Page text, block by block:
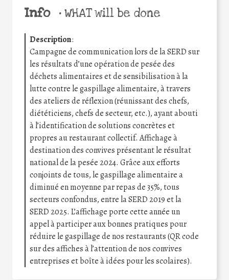
Info •WHAT will be done
Description:
Campagne de communication lors de la SERD sur
les résultats d’une opération de pesée des
déchets alimentaires et de sensibilisation à la
lutte contre le gaspillage alimentaire, à travers
des ateliers de réflexion (réunissant des chefs,
diététiciens, chefs de secteur, etc.), ayant abouti
à l’identification de solutions concrètes et
propres au restaurant collectif. Affichage à
destination des convives présentant le résultat
national de la pesée 2024. Grâce aux efforts
conjoints de tous, le gaspillage alimentaire a
diminué en moyenne par repas de 35%, tous
secteurs confondus, entre la SERD 2019 et la
SERD 2025. L’affichage porte cette année un
appel à participer aux bonnes pratiques pour
réduire le gaspillage de nos restaurants (QR code
sur des affiches à l’attention de nos convives
entreprises et boîte à idées pour les scolaires).